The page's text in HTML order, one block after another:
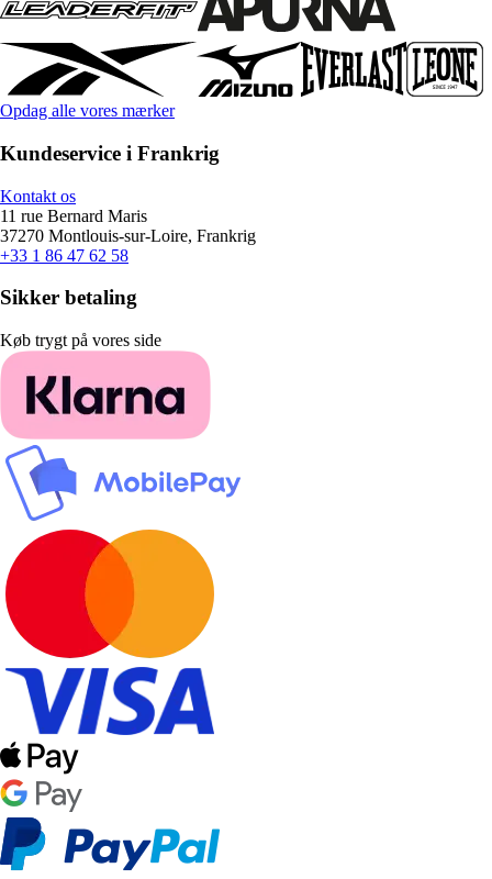
Opdag alle vores mærker
Kundeservice i Frankrig
Kontakt os
11 rue Bernard Maris
37270 Montlouis-sur-Loire, Frankrig
+33 1 86 47 62 58
Sikker betaling
Køb trygt på vores side